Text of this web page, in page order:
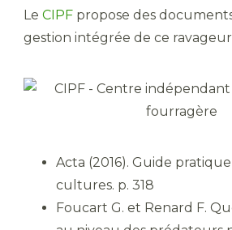
Le CIPF propose des
gestion intégrée de ce
Acta (2016). Guide
cultures. p. 318
Foucart G. et Renard F.